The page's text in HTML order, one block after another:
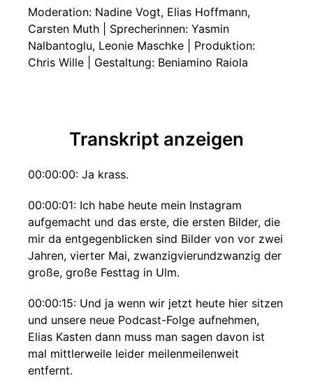
Moderation: Nadine Vogt, Elias Hoffmann,
Carsten Muth | Sprecherinnen: Yasmin
Nalbantoglu, Leonie Maschke | Produktion:
Chris Wille | Gestaltung: Beniamino Raiola
Transkript anzeigen
00:00:00: Ja krass.
00:00:01: Ich habe heute mein Instagram
aufgemacht und das erste, die ersten Bilder, die
mir da entgegenblicken sind Bilder von vor zwei
Jahren, vierter Mai, zwanzigvierundzwanzig der
große, große Festtag in Ulm.
00:00:15: Und ja wenn wir jetzt heute hier sitzen
und unsere neue Podcast-Folge aufnehmen,
Elias Kasten dann muss man sagen davon ist
mal mittlerweile leider meilenmeilenweit
entfernt.